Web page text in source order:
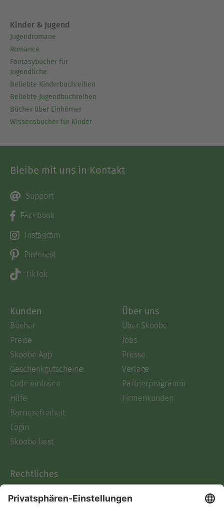
Kinder & Jugend
Jugendromane
Romance
Fantasybücher für
Jugendliche
Beliebte Kinderbuchreihen
Beliebte Jugendbuchreihen
Bücher über Einhörner
Wissensbücher für Kinder
Bleibe mit uns in Kontakt
Support
Facebook
Instagram
Pinterest
TikTok
Kunden
Bücher
Preise
Skoobe App
Geschenkgutscheine
Code einlösen
Hilfe
Barrierefreiheit
Login
Skoobe liest
Über uns
Über Skoobe
Jobs
Presse
Verlage
Partnerprogramm
Firmenkunden
Rechtliches
AGB